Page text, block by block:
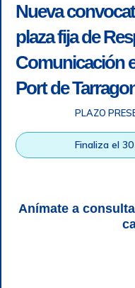
grabación
Autoridad Portuaria
Nueva
plaza fija de
Comunicación
Port de
PLAZO
Finaliza el
Anímate a